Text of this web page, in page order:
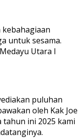
untuk sesama.
Utara I
puluhan
oleh Kak Joe
ini 2025 kami